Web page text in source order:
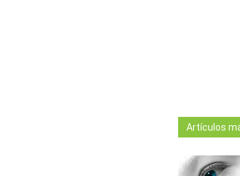
Artículos